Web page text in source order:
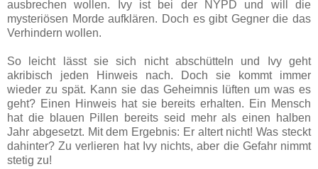
ausbrechen wollen. Ivy ist bei der NYPD und will die
mysteriösen Morde aufklären. Doch es gibt Gegner die das
Verhindern wollen.
So leicht lässt sie sich nicht abschütteln und Ivy geht
akribisch jeden Hinweis nach. Doch sie kommt immer
wieder zu spät. Kann sie das Geheimnis lüften um was es
geht? Einen Hinweis hat sie bereits erhalten. Ein Mensch
hat die blauen Pillen bereits seid mehr als einen halben
Jahr abgesetzt. Mit dem Ergebnis: Er altert nicht! Was steckt
dahinter? Zu verlieren hat Ivy nichts, aber die Gefahr nimmt
stetig zu!